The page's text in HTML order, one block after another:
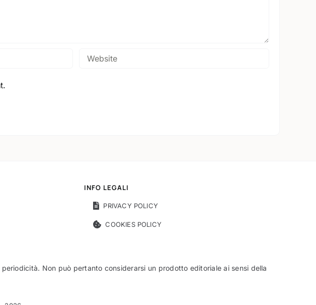
INFO LEGALI
PRIVACY POLICY
COOKIES POLICY
Non può pertanto considerarsi un prodotto editoriale ai sensi della